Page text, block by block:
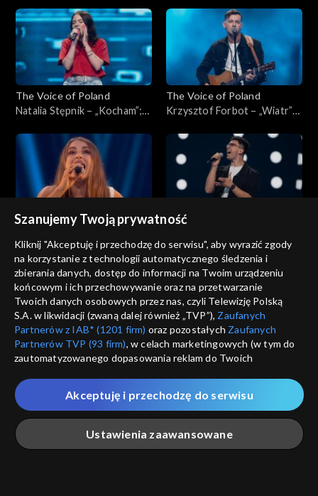
Przesłuchania w ciemno, 4
października 2025
Przesłuchania w ciemno, 4
października 2025
The Voice of Poland
Natalia Stępnik – „Kocham”;
Przesłuchania w ciemno, 27
września 2025
The Voice of Poland
Krzysztof Forbot – „Wiatr”;
Przesłuchania w ciemno, 27
września 2025
The Voice of Poland
zrozumiesz”; „The Voice of
Poland”, Przesłuchania w
ciemno, 27 września 2025
The Voice of Poland
miło”; „The Voice of Poland”,
Przesłuchania w ciemno, 27
września 2025
The Voice of Poland
Kornelia Markuszewska –
of Poland”, Przesłuchania w
ciemno, 27 września 2025
The Voice of Poland
Janek Słowiński – „Sittin’ on
Voice of Poland”,
Przesłuchania w ciemno, 27
września 2025
Szanujemy Twoją prywatność
Kliknij "Akceptuję i przechodzę do serwisu", aby wyrazić zgody
na korzystanie z technologii automatycznego śledzenia i
zbierania danych, dostęp do informacji na Twoim urządzeniu
końcowym i ich przechowywanie oraz na przetwarzanie
Twoich danych osobowych przez nas, czyli Telewizję Polską
S.A. w likwidacji (zwaną dalej również „TVP”), Zaufanych
Partnerów z IAB* (1201 firm) oraz pozostałych Zaufanych
Partnerów TVP (93 firm), w celach marketingowych (w tym do
zautomatyzowanego dopasowania reklam do Twoich
które wskazujemy poniżej, a także zgody na udostępnianie
przez nas identyfikatora PPID do Google.
Twoje dane osobowe zbierane podczas odwiedzania przez
Ciebie naszych
poszczególnych serwisówzwanych dalej
„Portalem”, w tym informacje zapisywane za pomocą
Ustawienia zaawansowane
Akceptuję i przechodzę do serwisu